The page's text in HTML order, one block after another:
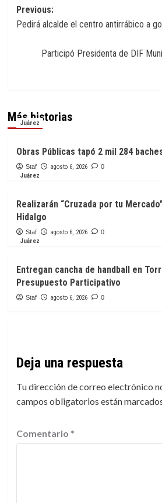
Navegación
de
entradas
Previous:
Pedirá alcalde el centro antirrábico a
Participó Presidenta de DIF
Más historias
Juárez
Obras Públicas tapó 2 mil 284
Staf agosto 6, 2026 0
Juárez
Realizarán “Cruzada por tu
Hidalgo
Staf agosto 6, 2026 0
Juárez
Entregan cancha de handball en
Presupuesto Participativo
Staf agosto 6, 2026 0
Deja una respuesta
Tu dirección de correo electrónico
campos obligatorios están
Comentario *